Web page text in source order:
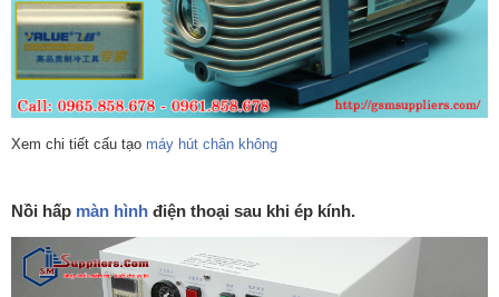
Xem chi tiết cấu tạo máy hút chân không
Nồi hấp màn hình điện thoại sau khi ép kính.